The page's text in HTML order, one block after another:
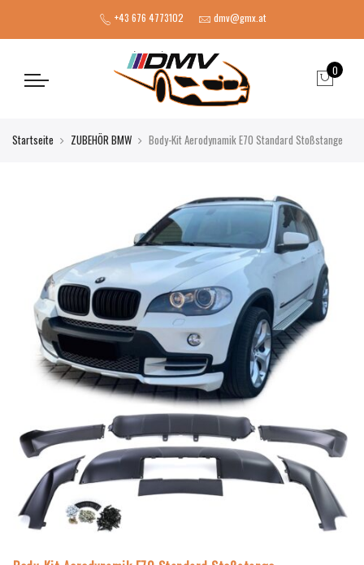
+43 676 4773102 dmv@gmx.at
0
Startseite ZUBEHÖR BMW Body-Kit Aerodynamik E70 Standard Stoßstange